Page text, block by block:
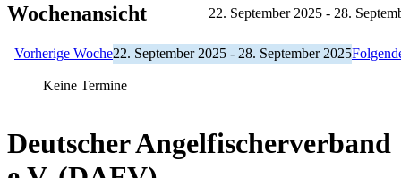
Wochenansicht 22. September 2025 - 28.
Vorherige Woche22. September 2025 - 28. September 2025
Keine Termine
Deutscher Angelfischerverband